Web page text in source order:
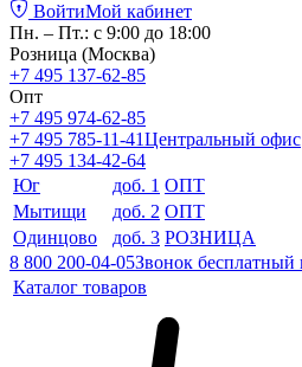
ВойтиМой кабинет
Пн. – Пт.: с 9:00 до 18:00
Розница (Москва)
+7 495 137-62-85
Опт
+7 495 974-62-85
+7 495 785-11-41Центральный офис
+7 495 134-42-64
Юг
доб. 1 ОПТ
Мытищи
доб. 2 ОПТ
Одинцово
доб. 3 РОЗНИЦА
8 800 200-04-05Звонок бесплатный
Каталог товаров